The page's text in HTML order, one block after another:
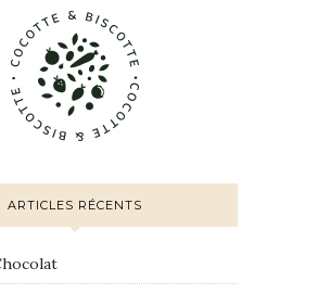
ARTICLES RÉCENTS